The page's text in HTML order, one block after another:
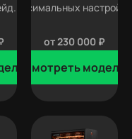
максимальных
от 230 000 ₽
Смотреть модели